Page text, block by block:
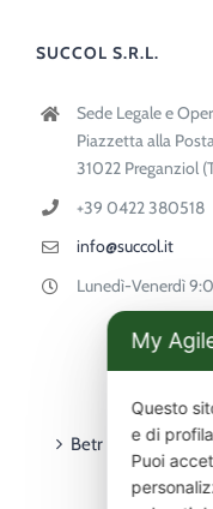
SUCCOL S.R.L.
Sede Legale e
Piazzetta alla
31022 Preganziol
+39 0422 380518
info@succol.it
Lunedì-Venerdì
Betr PointsBet
My
Questo
e di
Puoi